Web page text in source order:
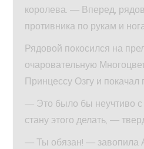
королева. — Вперед,
противника по рукам и
Рядовой покосился на
очаровательную
Принцессу Озгу и покачал
— Это было бы неучтиво с
стану этого делать, —
— Ты обязан! — завопила